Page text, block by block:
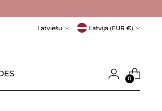
Valoda
Latviešu Valūta Latvija (EUR €)
0